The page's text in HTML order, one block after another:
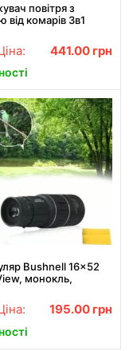
повітря з
від комарів 3в1
лампа з підсвіткою
441.00 грн
Bushnell 16x52
монокль,
195.00 грн